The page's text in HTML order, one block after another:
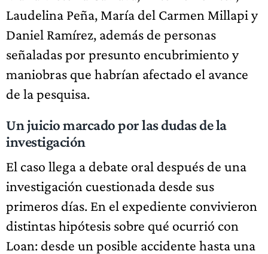
Laudelina Peña, María del Carmen Millapi y
Daniel Ramírez, además de personas
señaladas por presunto encubrimiento y
maniobras que habrían afectado el avance
de la pesquisa.
Un juicio marcado por las dudas de la
investigación
El caso llega a debate oral después de una
investigación cuestionada desde sus
primeros días. En el expediente convivieron
distintas hipótesis sobre qué ocurrió con
Loan: desde un posible accidente hasta una